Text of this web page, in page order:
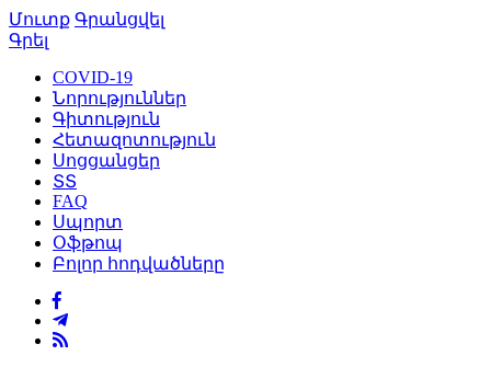
Մուտք Գրանցվել
Գրել
COVID-19
Նորություններ
Գիտություն
Հետազոտություն
Սոցցանցեր
ՏՏ
FAQ
Սպորտ
Օֆթոպ
Բոլոր հոդվածները